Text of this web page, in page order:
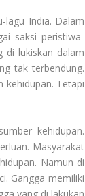
lagu India. Dalam
saksi peristiwa-
di lukiskan dalam
tak terbendung.
kehidupan. Tetapi
kehidupan.
Masyarakat
Namun di
Gangga memiliki